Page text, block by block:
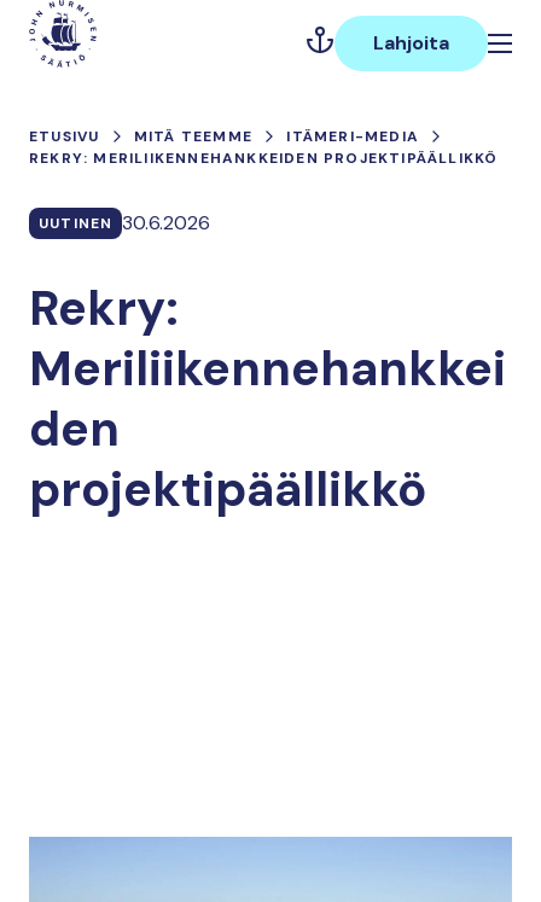
Hyppää
sisältöön
Päävalikko
Lahjoita
ETUSIVU MITÄ TEEMME
ITÄMERI-MEDIA
REKRY: MERILIIKENNEHANKKEIDEN PROJEKTIPÄÄLLIKKÖ
UUTINEN 30.6.2026
Rekry:
Meriliikennehankkei
den
projektipäällikkö